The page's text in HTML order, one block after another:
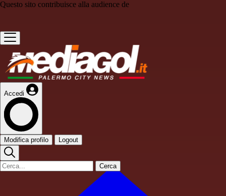
Questo sito contribuisce alla audience de
Accedi
Modifica profilo Logout
Cerca